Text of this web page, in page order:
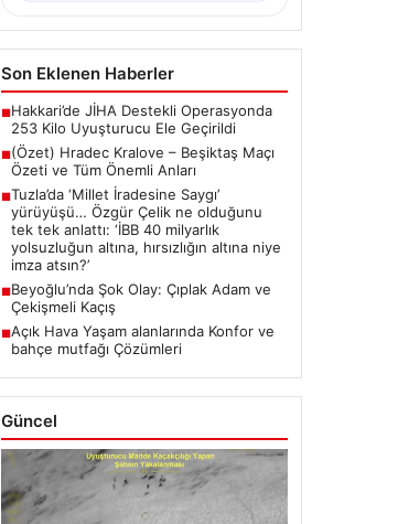
Son Eklenen Haberler
■Hakkari’de JİHA Destekli Operasyonda
253 Kilo Uyuşturucu Ele Geçirildi
■(Özet) Hradec Kralove – Beşiktaş Maçı
Özeti ve Tüm Önemli Anları
■Tuzla’da ‘Millet İradesine Saygı’
yürüyüşü… Özgür Çelik ne olduğunu
tek tek anlattı: ‘İBB 40 milyarlık
yolsuzluğun altına, hırsızlığın altına niye
imza atsın?’
■Beyoğlu’nda Şok Olay: Çıplak Adam ve
Çekişmeli Kaçış
■Açık Hava Yaşam alanlarında Konfor ve
bahçe mutfağı Çözümleri
Güncel